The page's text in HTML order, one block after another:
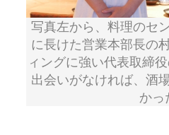
写真左から、料理のセ
に長けた営業本部長の
ィングに強い代表取締
出会いがなければ、酒
かっ